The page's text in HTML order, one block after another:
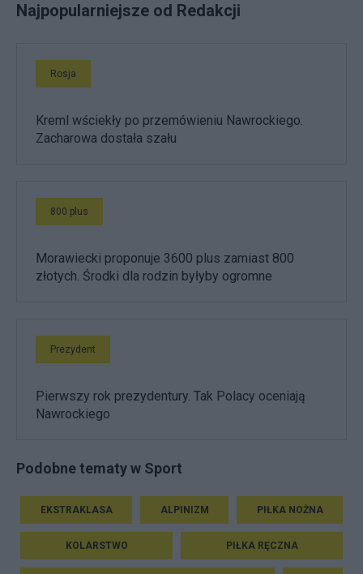
Najpopularniejsze od Redakcji
Rosja
Kreml wściekły po przemówieniu Nawrockiego.
Zacharowa dostała szału
800 plus
Morawiecki proponuje 3600 plus zamiast 800
złotych. Środki dla rodzin byłyby ogromne
Prezydent
Pierwszy rok prezydentury. Tak Polacy oceniają
Nawrockiego
Podobne tematy w Sport
EKSTRAKLASA ALPINIZM PIŁKA NOŻNA
KOLARSTWO PIŁKA RĘCZNA